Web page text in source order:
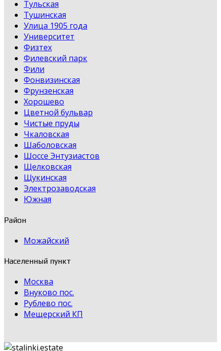
Тульская
Тушинская
Улица 1905 года
Университет
Физтех
Филевский парк
Фили
Фонвизинская
Фрунзенская
Хорошево
Цветной бульвар
Чистые пруды
Чкаловская
Шаболовская
Шоссе Энтузиастов
Щелковская
Щукинская
Электрозаводская
Южная
Район
Можайский
Населенный пункт
Москва
Внуково пос.
Рублево пос.
Мещерский КП